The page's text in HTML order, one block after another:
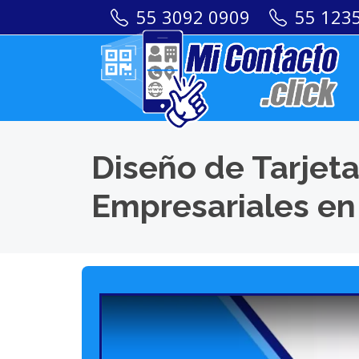
55 3092 0909 55
Diseño de
Empresariales